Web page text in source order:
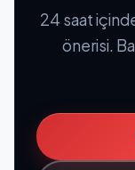
24 saat
önerisi.